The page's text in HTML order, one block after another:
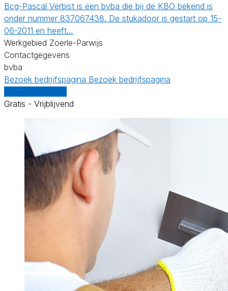
Bcg-Pascal Verbist is een bvba die bij de KBO bekend is
onder nummer 837067438. De stukadoor is gestart op 15-
06-2011 en heeft…
Werkgebied Zoerle-Parwijs
Contactgegevens
bvba
Bezoek bedrijfspagina Bezoek bedrijfspagina
Gratis - Vrijblijvend